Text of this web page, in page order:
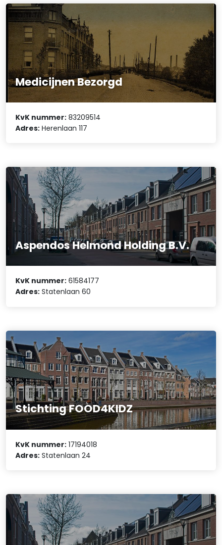
Medicijnen Bezorgd
KvK nummer: 83209514
Adres: Herenlaan 117
Aspendos Helmond Holding B.V.
KvK nummer: 61584177
Adres: Statenlaan 60
Stichting FOOD4KIDZ
KvK nummer: 17194018
Adres: Statenlaan 24